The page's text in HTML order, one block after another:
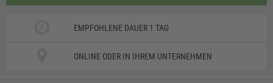
EMPFOHLENE DAUER 1 TAG
ONLINE ODER IN IHREM UNTERNEHMEN